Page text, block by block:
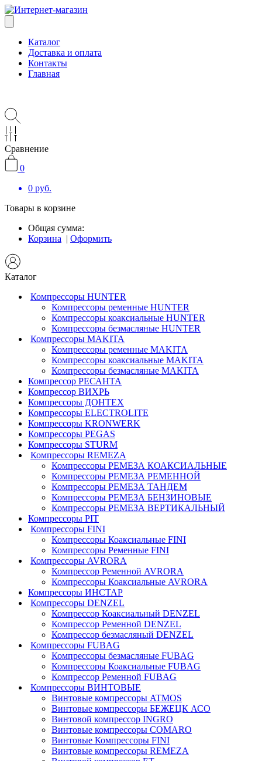
Каталог
Доставка и оплата
Контакты
Главная
Сравнение
0
0 руб.
Товары в корзине
Общая сумма:
Корзина | Оформить
Каталог
Компрессоры HUNTER
Компрессоры ременные HUNTER
Компрессоры коаксиальные HUNTER
Компрессоры безмасляные HUNTER
Компрессоры MAKITA
Компрессоры ременные MAKITA
Компрессоры коаксиальные MAKITA
Компрессоры безмасляные MAKITA
Компрессор РЕСАНТА
Компрессор ВИХРЬ
Компрессоры ДОНТЕХ
Компрессоры ELECTROLITE
Компрессоры KRONWERK
Компрессоры PEGAS
Компрессоры STURM
Компрессоры REMEZA
Компрессоры РЕМЕЗА КОАКСИАЛЬНЫЕ
Компрессоры РЕМЕЗА РЕМЕННОЙ
Компрессоры РЕМЕЗА ТАНДЕМ
Компрессоры РЕМЕЗА БЕНЗИНОВЫЕ
Компрессоры РЕМЕЗА ВЕРТИКАЛЬНЫЙ
Компрессоры PIT
Компрессоры FINI
Компрессоры Коаксиальные FINI
Компрессоры Ременные FINI
Компрессоры AVRORA
Компрессор Ременной AVRORA
Компрессоры Коаксиальные AVRORA
Компрессоры ИНСТАР
Компрессоры DENZEL
Компрессор Коаксиальный DENZEL
Компрессор Ременной DENZEL
Компрессор безмасляный DENZEL
Компрессоры FUBAG
Компрессоры безмасляные FUBAG
Компрессоры Коаксиальные FUBAG
Компрессор Ременной FUBAG
Компрессоры ВИНТОВЫЕ
Винтовые компрессоры ATMOS
Винтовые компрессоры БЕЖЕЦК АСО
Винтовой компрессор INGRO
Винтовые компрессоры COMARO
Винтовые Компрессоры FINI
Винтовые компрессоры REMEZA